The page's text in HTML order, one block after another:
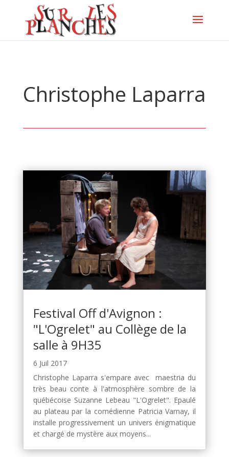
Christophe Laparra
Festival Off d'Avignon :
"L'Ogrelet" au Collège de la
salle à 9H35
6 Juil 2017
Christophe Laparra s'empare avec maestria du
très beau conte à l'atmosphère sombre de la
québécoise Suzanne Lebeau "L'Ogrelet". Epaulé
au plateau par la comédienne Patricia Varnay, il
installe progressivement un univers énigmatique
et chargé de mystère aux moyens...